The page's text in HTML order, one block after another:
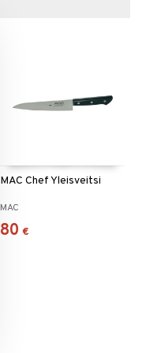
MAC Chef Yleisveitsi
MAC
80 €